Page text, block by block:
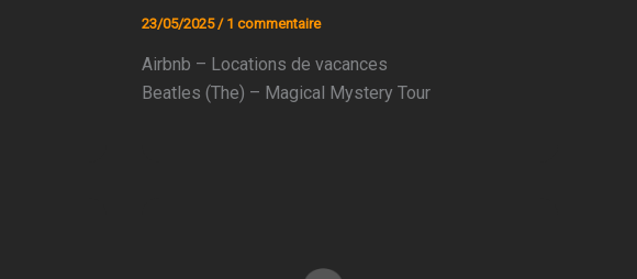
23/05/2025 / 1 commentaire
Airbnb – Locations de vacances
Beatles (The) – Magical Mystery Tour